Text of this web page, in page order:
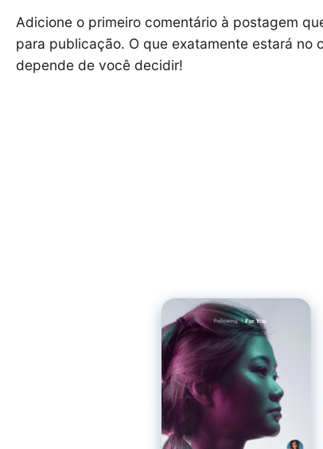
Adicione o primeiro comentário à postagem
para publicação. O que exatamente estará no
depende de você decidir!